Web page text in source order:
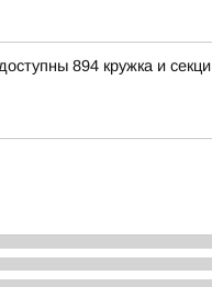
894 кружка и